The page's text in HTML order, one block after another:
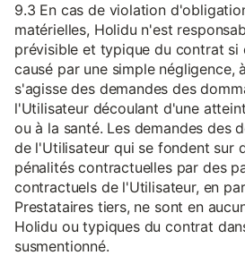
9.3 En cas de violation
matérielles, Holidu n'est
prévisible et typique du contrat si
causé par une simple négligence,
s'agisse des demandes des
l'Utilisateur découlant d'une
ou à la santé. Les demandes des
de l'Utilisateur qui se fondent sur
pénalités contractuelles par des
contractuels de l'Utilisateur, en
Prestataires tiers, ne sont en
Holidu ou typiques du contrat
susmentionné.